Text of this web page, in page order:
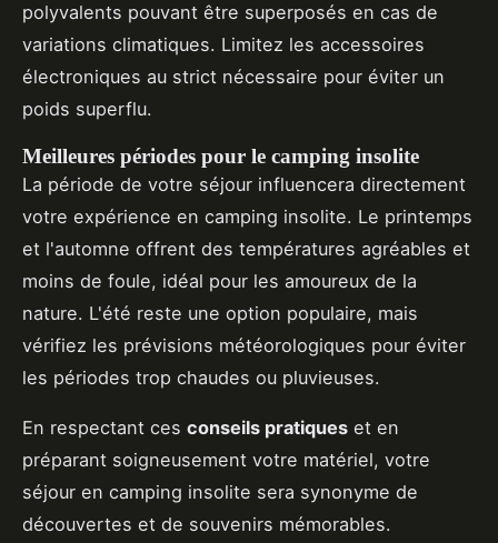
polyvalents pouvant être superposés en cas de
variations climatiques. Limitez les accessoires
électroniques au strict nécessaire pour éviter un
poids superflu.
Meilleures périodes pour le camping insolite
La période de votre séjour influencera directement
votre expérience en camping insolite. Le printemps
et l'automne offrent des températures agréables et
moins de foule, idéal pour les amoureux de la
nature. L'été reste une option populaire, mais
vérifiez les prévisions météorologiques pour éviter
les périodes trop chaudes ou pluvieuses.
En respectant ces conseils pratiques et en
préparant soigneusement votre matériel, votre
séjour en camping insolite sera synonyme de
découvertes et de souvenirs mémorables.